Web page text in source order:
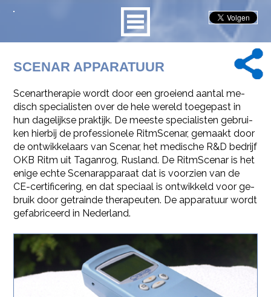
SCE­NAR AP­PA­RA­TUUR
Scenar­the­ra­pie wordt door een groei­end aan­tal me­
disch spe­ci­a­lis­ten over de hele we­reld toe­ge­past in
hun da­ge­lijk­se prak­tijk. De mees­te spe­ci­a­lis­ten ge­brui­
ken hier­bij de pro­fes­si­o­ne­le Rit­m­Sce­nar, ge­maakt door
de ont­wik­ke­laars van Sce­nar, het me­di­sche R&D be­drijf
OKB Ritm uit Ta­gan­rog, Rus­land. De Rit­m­Sce­nar is het
enige echte Sce­nar­ap­pa­raat dat is voor­zien van de
CE-cer­ti­fi­ce­ring, en dat spe­ci­aal is ont­wik­keld voor ge­
bruik door ge­train­de the­ra­peu­ten. De ap­pa­ra­tuur wordt
ge­fa­bri­ceerd in Ne­der­land.